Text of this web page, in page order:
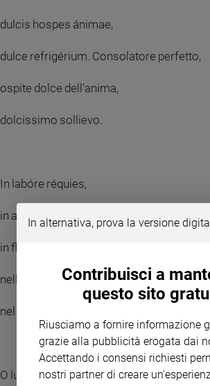
dulcis hospes ánimae,
dulce refrigérium. Consolatore perfetto,
ospite dolce dell'anima,
dolcissimo sollievo.
In labóre réquies,
in aestu tempéries,
in fletu solácium. Nella fatica, riposo,
nella calura, riparo,
nel pianto, conforto.
O lux beatíssima,
In alternativa, prova la versione
Contribuisci a
questo sito
Riusciamo a fornire informazione
grazie alla pubblicità erogata dai
Accettando i consensi richiesti
nostri partner di creare